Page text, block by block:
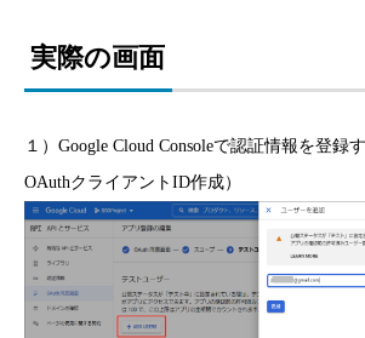
実際の画面
１）Google Cloud Consoleで認証情報を登録
OAuthクライアントID作成）